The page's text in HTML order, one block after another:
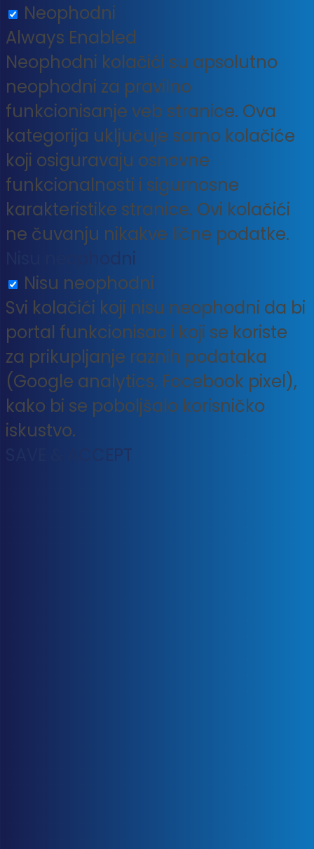
Neophodni
Always Enabled
Neophodni kolačići su apsolutno
neophodni za pravilno
funkcionisanje veb stranice. Ova
kategorija uključuje samo kolačiće
koji osiguravaju osnovne
funkcionalnosti i sigurnosne
karakteristike stranice. Ovi kolačići
ne čuvanju nikakve lične podatke.
Nisu neophodni
Nisu neophodni
Svi kolačići koji nisu neophodni da bi
portal funkcionisao i koji se koriste
za prikupljanje raznih podataka
(Google analytics, Facebook pixel),
kako bi se poboljšalo korisničko
iskustvo.
SAVE & ACCEPT